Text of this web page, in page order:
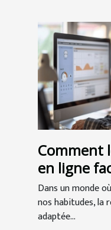
Comment
en ligne
recherche
seniors
Dans un monde
nos habitudes, la
adaptée...